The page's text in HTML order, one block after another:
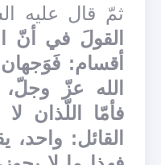
ثمّ قال عليه
القولَ في أنّ
أقسام:
الله عزّ وجلّ،
فأمّا اللّذان
القائل: واحد،